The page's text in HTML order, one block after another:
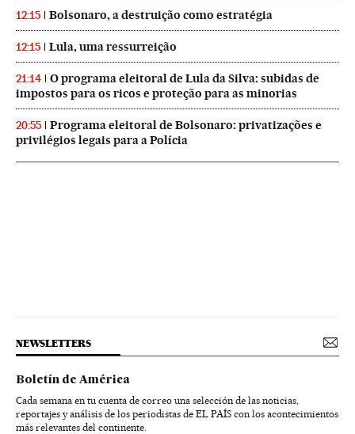
12:15 Bolsonaro, a destruição como estratégia
12:15 Lula, uma ressurreição
21:14
O programa eleitoral de Lula da Silva: subidas de
impostos para os ricos e proteção para as minorias
20:55
Programa eleitoral de Bolsonaro: privatizações e
privilégios legais para a Polícia
NEWSLETTERS
Boletín de América
Cada semana en tu cuenta de correo una selección de las noticias,
reportajes y análisis de los periodistas de EL PAÍS con los acontecimientos
más relevantes del continente.